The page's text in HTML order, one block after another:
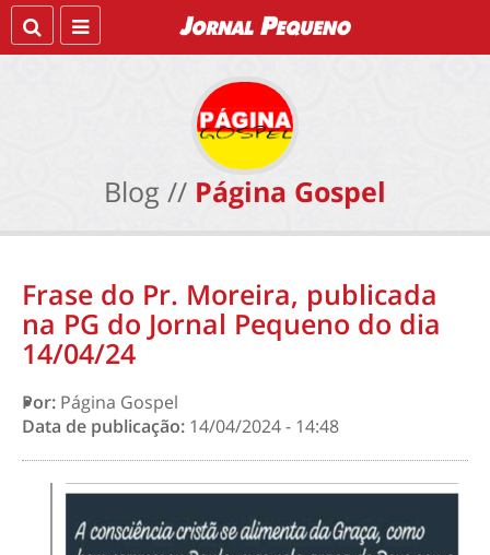
Blog // Página Gospel
Frase do Pr. Moreira, publicada
na PG do Jornal Pequeno do dia
14/04/24
Por: Página Gospel
Data de publicação: 14/04/2024 - 14:48